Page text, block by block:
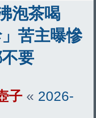
泡茶喝
」苦主曝慘
要
子 « 2026-